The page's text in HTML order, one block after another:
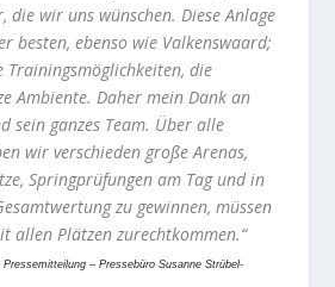
die wir uns wünschen. Diese Anlage
besten, ebenso wie Valkenswaard;
die
Ambiente. Daher mein Dank an
sein ganzes Team. Über alle
wir verschieden große Arenas,
Springprüfungen am Tag und in
zu gewinnen, müssen
allen Plätzen zurechtkommen.“
Pressemitteilung – Pressebüro Susanne Strübel-